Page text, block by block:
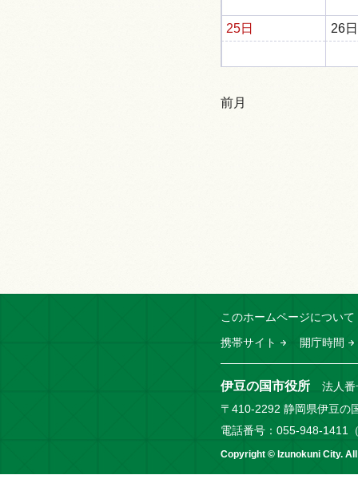
25日 26日
前月
このホームページについて
携帯サイト
開庁時間
伊豆の国市役所
法人
〒410-2292 静岡県伊豆の
電話番号：055-948-1411
Copyright © Izunokuni City.